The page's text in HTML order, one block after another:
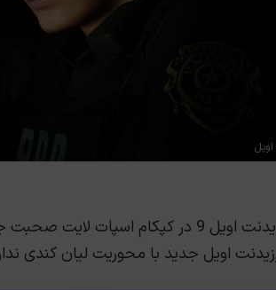
سازندگان رزیدنت اویل 9 در کپکام
اویل جدید با محوریت لیان کندی